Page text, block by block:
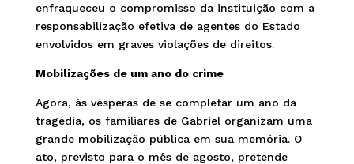
enfraqueceu o compromisso da instituição com a
responsabilização efetiva de agentes do Estado
envolvidos em graves violações de direitos.
Mobilizações de um ano do crime
Agora, às vésperas de se completar um ano da
tragédia, os familiares de Gabriel organizam uma
grande mobilização pública em sua memória. O
ato, previsto para o mês de agosto, pretende